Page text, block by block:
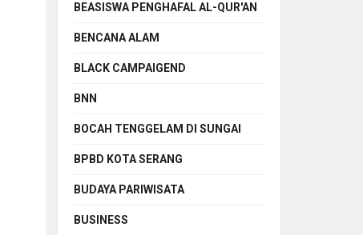
BEASISWA PENGHAFAL AL-QUR'AN
BENCANA ALAM
BLACK CAMPAIGEND
BNN
BOCAH TENGGELAM DI SUNGAI
BPBD KOTA SERANG
BUDAYA PARIWISATA
BUSINESS